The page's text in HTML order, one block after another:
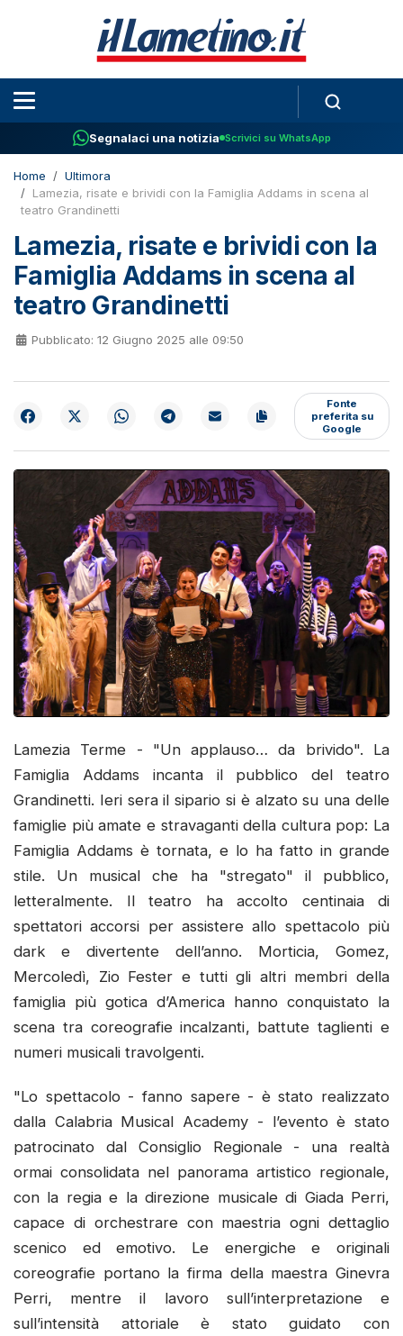
Segnalaci una notizia Scrivici su WhatsApp
Home
Ultimora
Lamezia, risate e brividi con la Famiglia Addams in scena al
teatro Grandinetti
Lamezia, risate e brividi con la
Famiglia Addams in scena al
teatro Grandinetti
Pubblicato: 12 Giugno 2025 alle 09:50
Fonte
preferita su
Google
Lamezia Terme - "Un applauso… da brivido". La
Famiglia Addams incanta il pubblico del teatro
Grandinetti. Ieri sera il sipario si è alzato su una delle
famiglie più amate e stravaganti della cultura pop: La
Famiglia Addams è tornata, e lo ha fatto in grande
stile. Un musical che ha "stregato" il pubblico,
letteralmente. Il teatro ha accolto centinaia di
spettatori accorsi per assistere allo spettacolo più
dark e divertente dell’anno. Morticia, Gomez,
Mercoledì, Zio Fester e tutti gli altri membri della
famiglia più gotica d’America hanno conquistato la
scena tra coreografie incalzanti, battute taglienti e
numeri musicali travolgenti.
"Lo spettacolo - fanno sapere - è stato realizzato
dalla Calabria Musical Academy - l’evento è stato
patrocinato dal Consiglio Regionale - una realtà
ormai consolidata nel panorama artistico regionale,
con la regia e la direzione musicale di Giada Perri,
capace di orchestrare con maestria ogni dettaglio
scenico ed emotivo. Le energiche e originali
coreografie portano la firma della maestra Ginevra
Perri, mentre il lavoro sull’interpretazione e
sull’intensità attoriale è stato guidato con